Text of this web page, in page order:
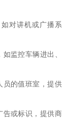
对讲机或广播系
监控车辆进出、
员的值班室，提供
告或标识，提供商